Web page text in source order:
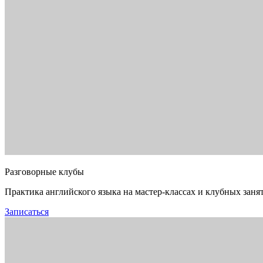
Разговорные клубы
Практика английского языка на мастер-классах и клубных
Записаться